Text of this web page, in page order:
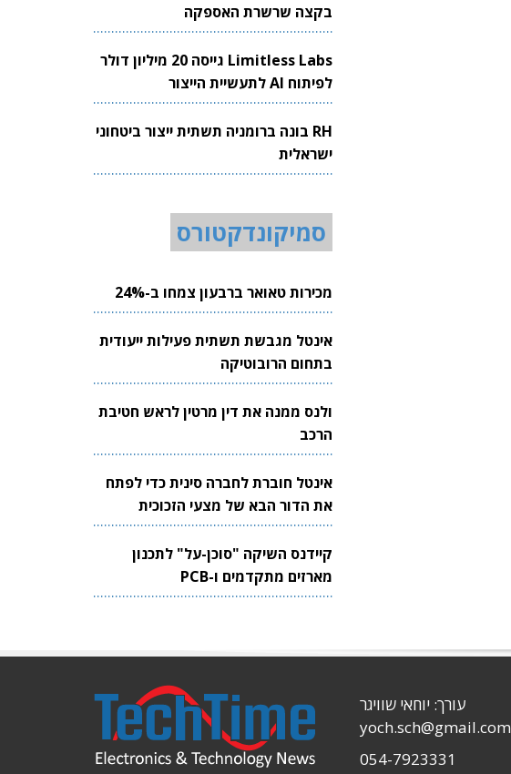
בקצה שרשרת האספקה
Limitless Labs גייסה 20 מיליון דולר
לפיתוח AI לתעשיית הייצור
RH בונה ברומניה תשתית ייצור ביטחוני
ישראלית
סמיקונדקטורס
מכירות טאואר ברבעון צמחו ב-24%
אינטל מגבשת תשתית פעילות ייעודית
בתחום הרובוטיקה
ולנס ממנה את דין מרטין לראש חטיבת
הרכב
אינטל חוברת לחברה סינית כדי לפתח
את הדור הבא של מצעי הזכוכית
לשבבים
קיידנס השיקה "סוכן-על" לתכנון
מארזים מתקדמים ו-PCB
עורך: יוחאי שוויגר
yoch.sch@gmail.com
054-7923331